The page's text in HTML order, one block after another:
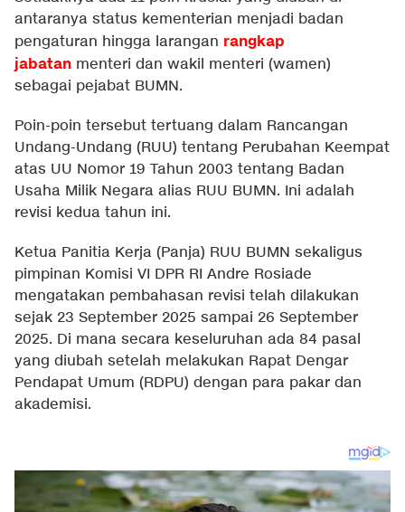
antaranya status kementerian menjadi badan
pengaturan hingga larangan rangkap
jabatan menteri dan wakil menteri (wamen)
sebagai pejabat BUMN.
Poin-poin tersebut tertuang dalam Rancangan
Undang-Undang (RUU) tentang Perubahan Keempat
atas UU Nomor 19 Tahun 2003 tentang Badan
Usaha Milik Negara alias RUU BUMN. Ini adalah
revisi kedua tahun ini.
Ketua Panitia Kerja (Panja) RUU BUMN sekaligus
pimpinan Komisi VI DPR RI Andre Rosiade
mengatakan pembahasan revisi telah dilakukan
sejak 23 September 2025 sampai 26 September
2025. Di mana secara keseluruhan ada 84 pasal
yang diubah setelah melakukan Rapat Dengar
Pendapat Umum (RDPU) dengan para pakar dan
akademisi.